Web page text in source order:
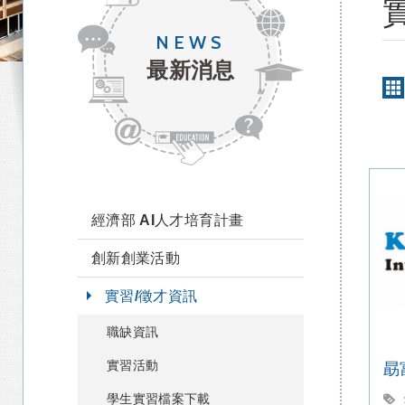
NEWS
最新消息
經濟部 AI人才培育計畫
創新創業活動
實習/徵才資訊
職缺資訊
實習活動
學生實習檔案下載
勗